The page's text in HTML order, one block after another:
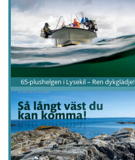
65-plushelgen i Lysekil – Ren dykglädje!